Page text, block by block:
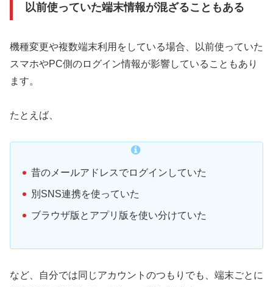
以前使っていた端末情報が混ざることもある
機種変更や複数端末利用をしている場合、以前使っていた
スマホやPC側のログイン情報が影響していることもあり
ます。
たとえば、
昔のメールアドレスでログインしていた
別SNS連携を使っていた
ブラウザ版とアプリ版を使い分けていた
など、自分では同じアカウントのつもりでも、端末ごとに